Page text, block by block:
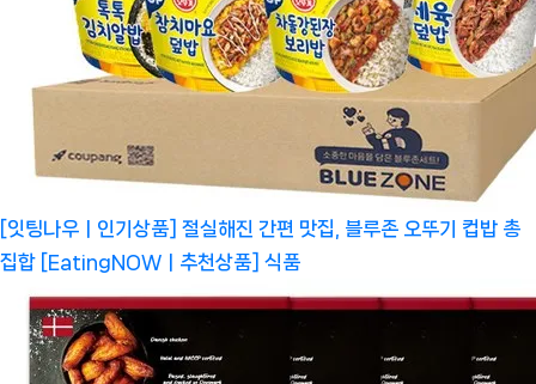
[잇팅나우ㅣ인기상품] 절실해진 간편 맛집, 블루존 오뚜기 컵밥 총
집합 [EatingNOWㅣ추천상품] 식품